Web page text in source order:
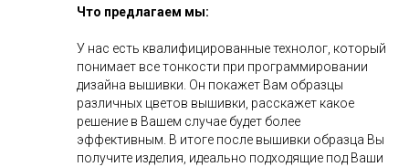
Что предлагаем мы:
У нас есть квалифицированные технолог, который
понимает все тонкости при программировании
дизайна вышивки. Он покажет Вам образцы
различных цветов вышивки, расскажет какое
решение в Вашем случае будет более
эффективным. В итоге после вышивки образца Вы
получите изделия, идеально подходящие под Ваши